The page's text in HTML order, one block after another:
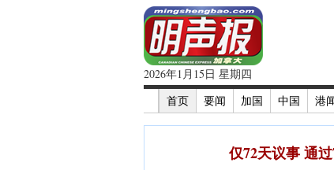
2026年1月15日 星期四
首页
要闻 加国 中国 港
仅72天议事 通